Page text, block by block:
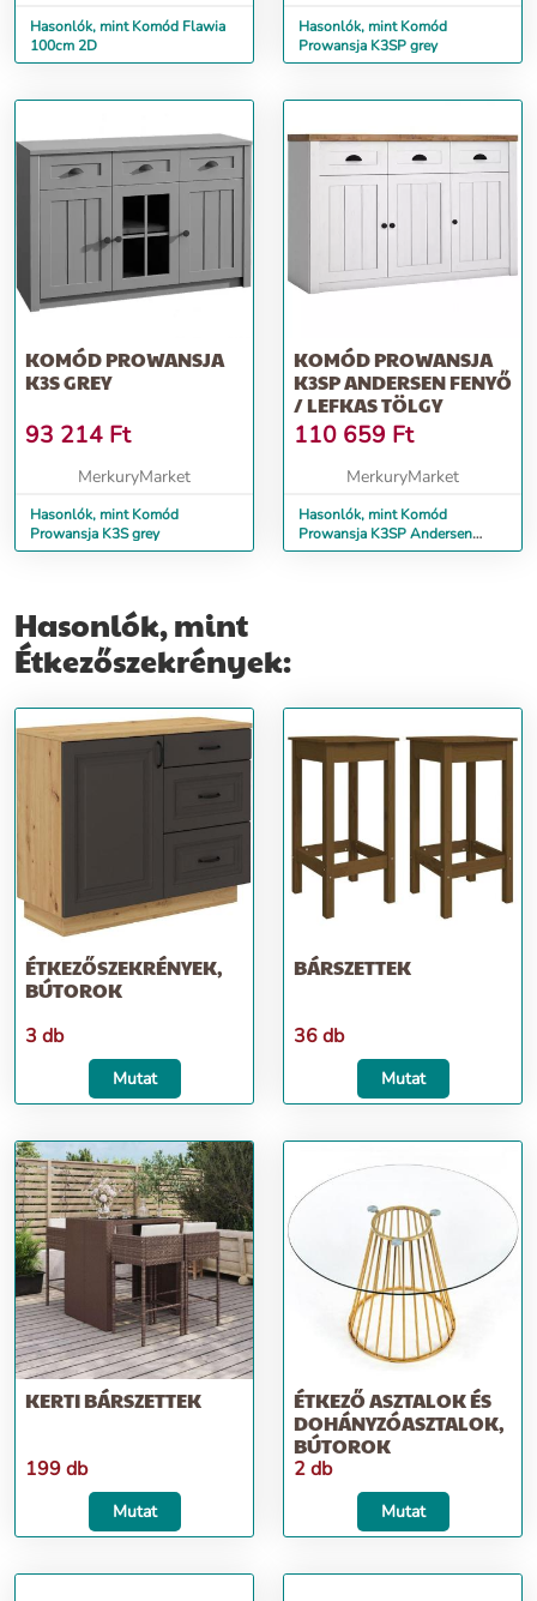
Hasonlók, mint Komód Flawia
100cm 2D
Hasonlók, mint Komód
Prowansja K3SP grey
KOMÓD PROWANSJA
K3S GREY
93 214 Ft
MerkuryMarket
Hasonlók, mint Komód
Prowansja K3S grey
KOMÓD PROWANSJA
K3SP ANDERSEN FENYŐ
/ LEFKAS TÖLGY
110 659 Ft
MerkuryMarket
Hasonlók, mint Komód
Prowansja K3SP Andersen
fenyő / Lefkas tölgy
Hasonlók, mint
Étkezőszekrények:
ÉTKEZŐSZEKRÉNYEK,
BÚTOROK
3 db
Mutat
BÁRSZETTEK
36 db
Mutat
KERTI BÁRSZETTEK
199 db
Mutat
ÉTKEZŐ ASZTALOK ÉS
DOHÁNYZÓASZTALOK,
BÚTOROK
2 db
Mutat